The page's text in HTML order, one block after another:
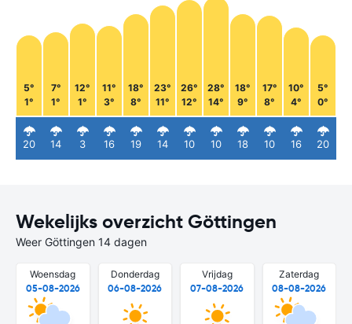
5°
1°
20
7°
1°
14
12°
1°
3
11°
3°
16
18°
8°
19
23°
11°
14
26°
12°
10
28°
14°
10
18°
9°
18
17°
8°
10
10°
4°
16
5°
0°
20
Wekelijks overzicht Göttingen
Weer Göttingen 14 dagen
Woensdag
05-08-2026
Donderdag
06-08-2026
Vrijdag
07-08-2026
Zaterdag
08-08-2026